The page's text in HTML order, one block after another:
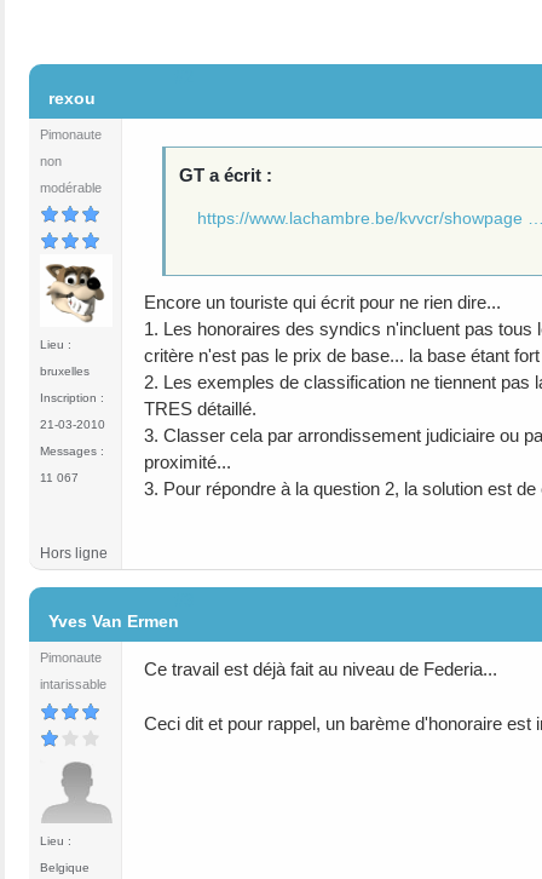
rexou
Pimonaute
non
modérable
Lieu :
bruxelles
Inscription :
21-03-2010
Messages :
11 067
GT a écrit :
https://www.lachambre.be/kvvcr/showpage
Encore un touriste qui écrit pour ne rien dire...
1. Les honoraires des syndics n'incluent pas
critère n'est pas le prix de base... la base étant
2. Les exemples de classification ne tiennent pas
TRES détaillé.
3. Classer cela par arrondissement judiciaire ou
proximité...
3. Pour répondre à la question 2, la solution est
Hors ligne
Yves Van Ermen
Pimonaute
intarissable
Lieu :
Belgique
Ce travail est déjà fait au niveau de Federia...
Ceci dit et pour rappel, un barème d'honoraire est